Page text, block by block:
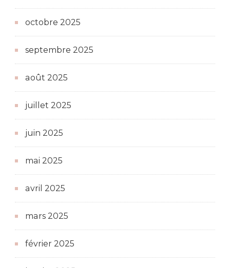
octobre 2025
septembre 2025
août 2025
juillet 2025
juin 2025
mai 2025
avril 2025
mars 2025
février 2025